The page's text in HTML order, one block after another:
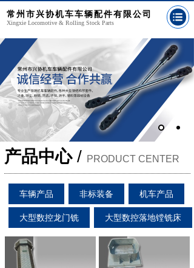
Xingxie Locomotive & Rolling Stock Parts
常州市兴协机车车辆配件有限公司
产品中心/ PRODUCT CENTER
车辆产品 非标装备 机车产品
大型数控龙门铣 大型数控落地镗铣床